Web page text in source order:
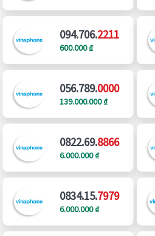
094.706.2211
600.000 ₫
056.789.0000
139.000.000 ₫
0822.69.8866
6.000.000 ₫
0834.15.7979
6.000.000 ₫